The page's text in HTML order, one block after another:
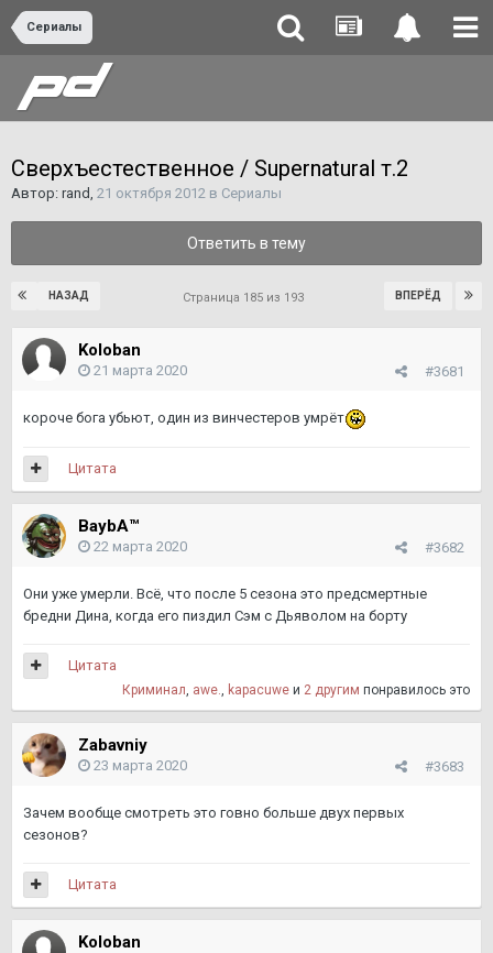
Сериалы
Сверхъестественное / Supernatural т.2
Автор: rand, 21 октября 2012 в Сериалы
Ответить в тему
НАЗАД ВПЕРЁД
Страница 185 из 193
Koloban
#3681
21 марта 2020
короче бога убьют, один из винчестеров умрёт
Цитата
BaybA™
#3682
22 марта 2020
Они уже умерли. Всё, что после 5 сезона это предсмертные
бредни Дина, когда его пиздил Сэм с Дьяволом на борту
Криминал, awe., kapacuwe и 2 другим понравилось это
Цитата
Zabavniy
#3683
23 марта 2020
Зачем вообще смотреть это говно больше двух первых
сезонов?
Цитата
Koloban